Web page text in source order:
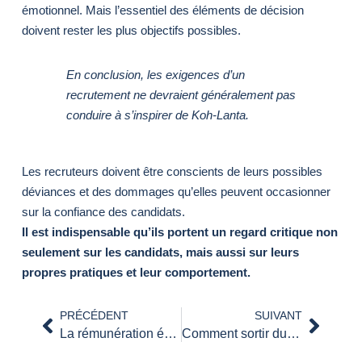
émotionnel. Mais l’essentiel des éléments de décision
doivent rester les plus objectifs possibles.
En conclusion, les exigences d’un
recrutement ne devraient généralement pas
conduire à s’inspirer de Koh-Lanta.
Les recruteurs doivent être conscients de leurs possibles
déviances et des dommages qu’elles peuvent occasionner
sur la confiance des candidats.
Il est indispensable qu’ils portent un regard critique non
seulement sur les candidats, mais aussi sur leurs
propres pratiques et leur comportement.
PRÉCÉDENT
La rémunération émotionnelle, facteur clé pour retenir les talents
SUIVANT
Comment sortir du lot grâce au Personal Branding ?